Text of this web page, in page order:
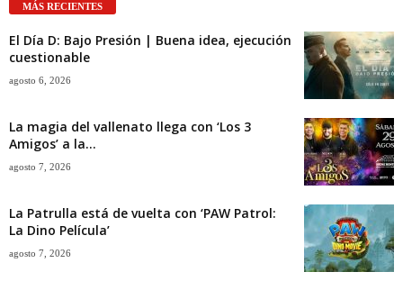
MÁS RECIENTES
El Día D: Bajo Presión | Buena idea, ejecución
cuestionable
agosto 6, 2026
La magia del vallenato llega con ‘Los 3
Amigos’ a la...
agosto 7, 2026
La Patrulla está de vuelta con ‘PAW Patrol:
La Dino Película’
agosto 7, 2026